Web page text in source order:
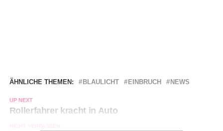
ÄHNLICHE THEMEN: BLAULICHT EINBRUCH NEWS
UP NEXT
Rollerfahrer kracht in Auto